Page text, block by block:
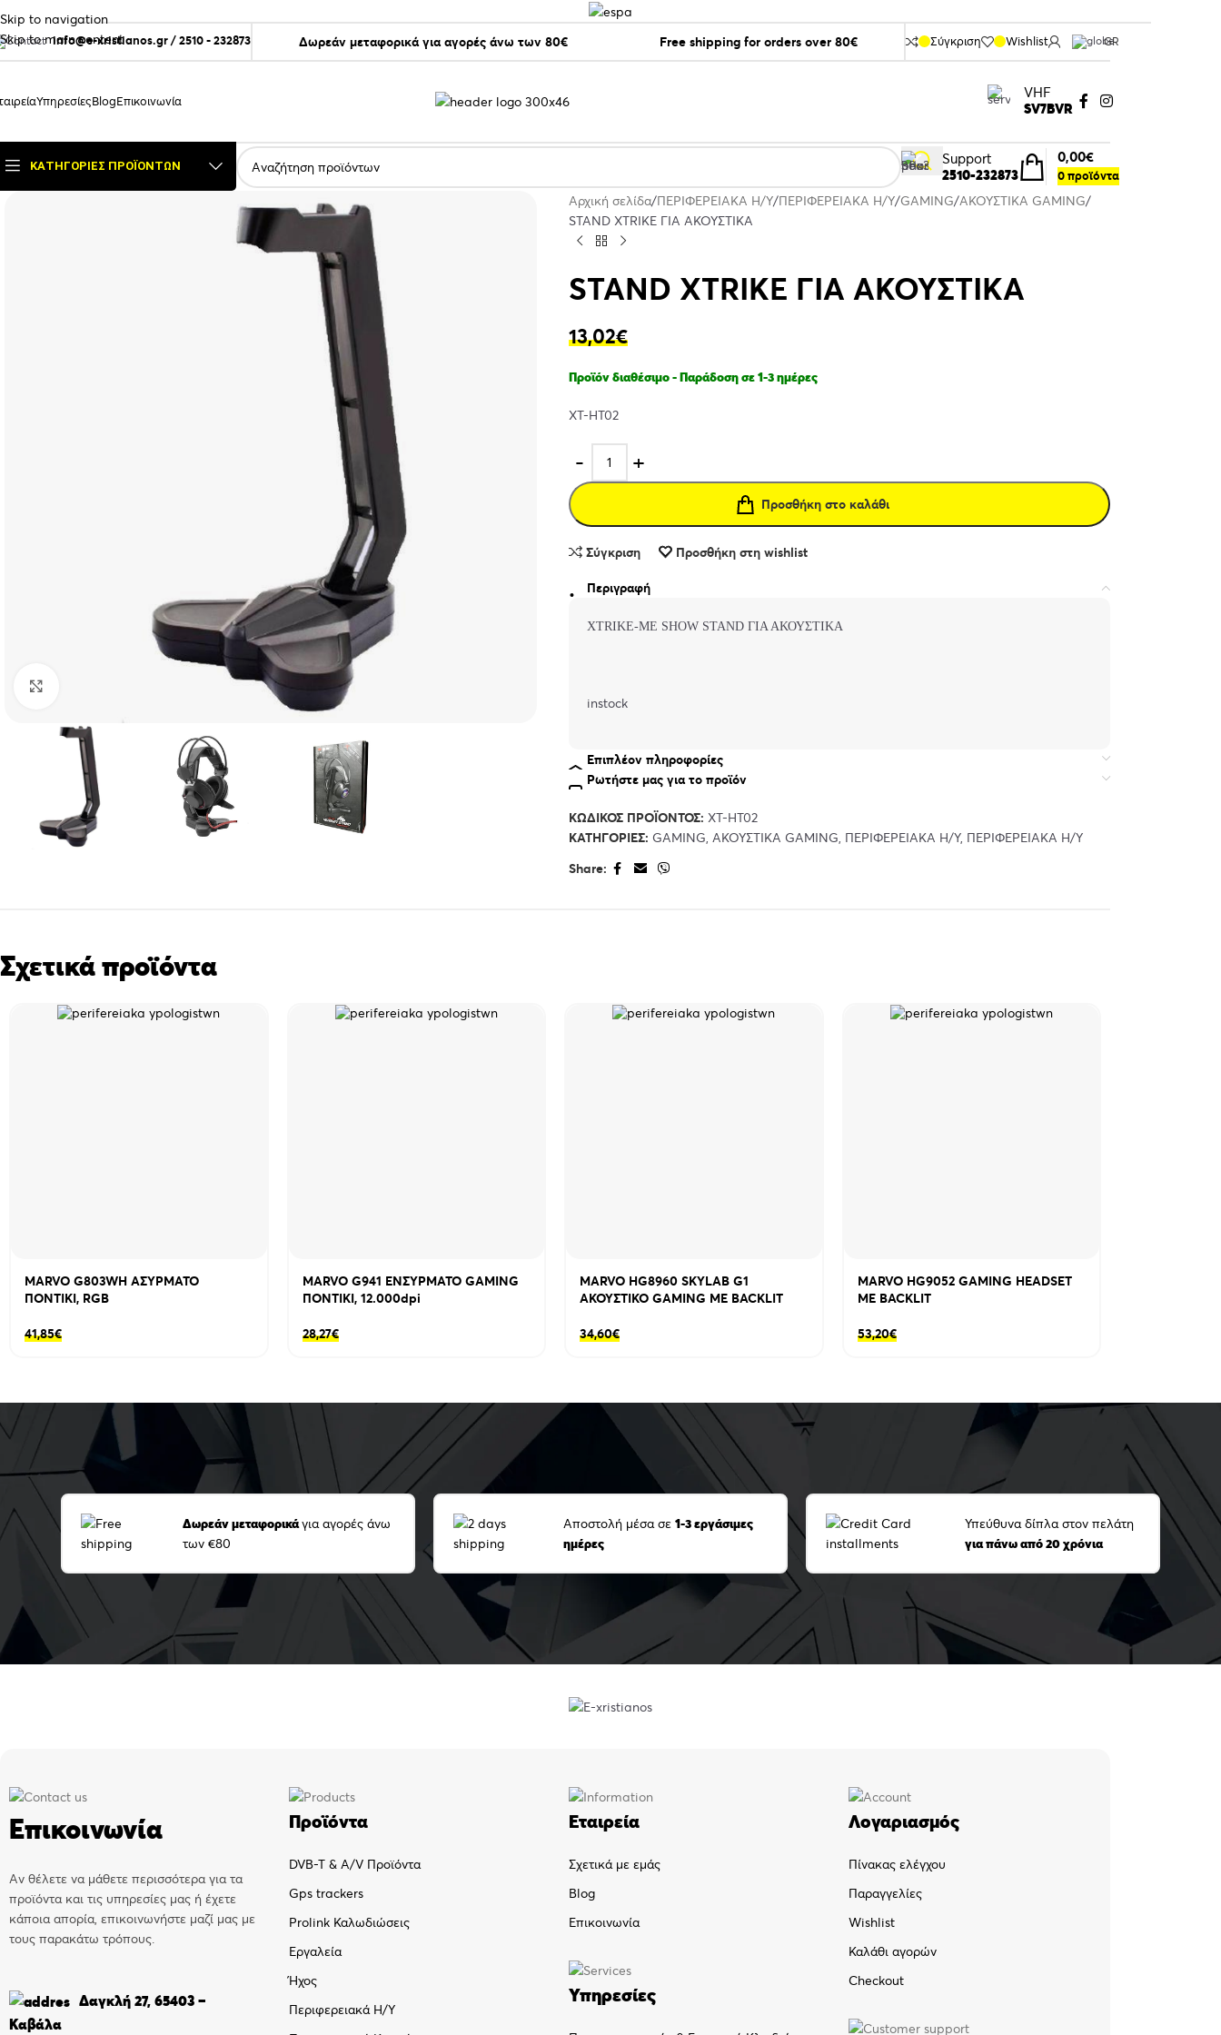
Skip to navigation
Skip to main content
info@e-xristianos.gr/2510 - 232873 Δωρεάν μεταφορικά για αγορές άνω των 80€ Free shipping for orders over 80€ Σύγκριση Wishlist GR
ΥπηρεσίεςBlogΕπικοινωνία
VHF
SV7BVR
ΚΑΤΗΓΟΡΊΕΣ ΠΡΟΪΌΝΤΩΝ
Support
2510-232873
0προϊόντα
0,00€
Αρχική σελίδα ΠΕΡΙΦΕΡΕΙΑΚΑ Η/Υ ΠΕΡΙΦΕΡΕΙΑΚΑ Η/Υ GAMING ΑΚΟΥΣΤΙΚΑ GAMING
STAND XTRIKE ΓΙΑ ΑΚΟΥΣΤΙΚΑ
STAND XTRIKE ΓΙΑ ΑΚΟΥΣΤΙΚΑ
13,02€
Προϊόν διαθέσιμο - Παράδοση σε 1-3 ημέρες
XT-HT02
Προσθήκη στο καλάθι
Σύγκριση Προσθήκη στη wishlist
Περιγραφή
XTRIKE-ME SHOW STAND ΓΙΑ ΑΚΟΥΣΤΙΚΑ
instock
Επιπλέον πληροφορίες
Ρωτήστε μας για το προϊόν
ΚΩΔΙΚΌΣ ΠΡΟΪΌΝΤΟΣ: XT-HT02
ΚΑΤΗΓΟΡΊΕΣ: GAMING ΑΚΟΥΣΤΙΚΑ GAMING ΠΕΡΙΦΕΡΕΙΑΚΑ Η/Υ, ΠΕΡΙΦΕΡΕΙΑΚΑ Η/Υ
Share:
Σχετικά προϊόντα
MARVO G803WH ΑΣΥΡΜΑΤΟ
ΠΟΝΤΙΚΙ, RGB
41,85€
MARVO G941 ΕΝΣΥΡΜΑΤΟ GAMING
ΠΟΝΤΙΚΙ, 12.000dpi
28,27€
MARVO HG8960 SKYLAB G1
ΑΚΟΥΣΤΙΚΟ GAMING ΜΕ BACKLIT
34,60€
MARVO HG9052 GAMING HEADSET
ΜΕ BACKLIT
53,20€
Δωρεάν μεταφορικάγια αγορές άνω
των €80
Αποστολή μέσα σε 1-3 εργάσιμες
ημέρες
Υπεύθυνα δίπλα στον πελάτη
για πάνω από 20 χρόνια
Επικοινωνία
Αν θέλετε να μάθετε περισσότερα για τα
προϊόντα και τις υπηρεσίες μας ή έχετε
κάποια απορία, επικοινωνήστε μαζί μας με
τους παρακάτω τρόπους.
Δαγκλή 27, 65403 –
Καβάλα
Προϊόντα
DVB-T & A/V Προϊόντα
Gps trackers
Prolink Καλωδιώσεις
Εργαλεία
Ήχος
Περιφερειακά Η/Υ
Εταιρεία
Σχετικά με εμάς
Blog
Επικοινωνία
Υπηρεσίες
Λογαριασμός
Πίνακας ελέγχου
Παραγγελίες
Wishlist
Καλάθι αγορών
Checkout